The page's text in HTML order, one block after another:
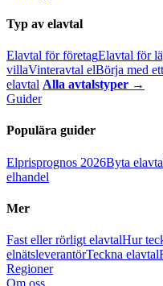
Typ av elavtal
Elavtal för företagElavtal för
villaVinteravtal elBörja med
elavtal Alla avtalstyper →
Guider
Populära guider
Elprisprognos 2026Byta
elhandel
Mer
Fast eller rörligt elavtalHur
elnätsleverantörTeckna elavtal
Regioner